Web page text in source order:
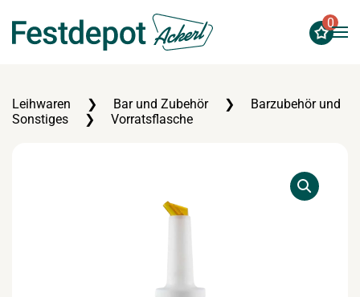
Zum Hauptinhalt springen
0
Leihwaren Bar und Zubehör
Barzubehör und
Sonstiges
Vorratsflasche